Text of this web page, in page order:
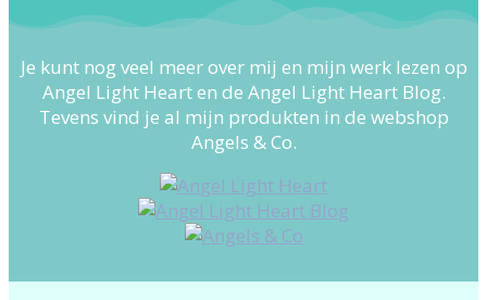
Je kunt nog veel meer over mij en mijn werk lezen op
Angel Light Heart en de Angel Light Heart Blog.
Tevens vind je al mijn produkten in de webshop
Angels & Co.